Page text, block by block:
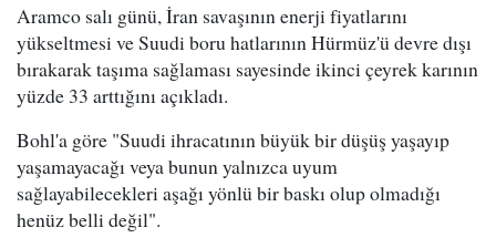
Aramco salı günü, İran savaşının enerji fiyatlarını
yükseltmesi ve Suudi boru hatlarının Hürmüz'ü devre dışı
bırakarak taşıma sağlaması sayesinde ikinci çeyrek karının
yüzde 33 arttığını açıkladı.
Bohl'a göre "Suudi ihracatının büyük bir düşüş yaşayıp
yaşamayacağı veya bunun yalnızca uyum
sağlayabilecekleri aşağı yönlü bir baskı olup olmadığı
henüz belli değil".